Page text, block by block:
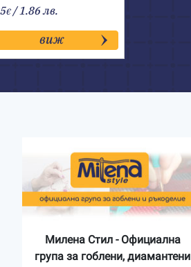
€ / 1.86 лв.
виж
Милена Стил - Официална
група за гоблени, диамантени